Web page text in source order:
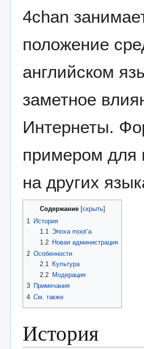
4chan
положение
английском
заметное
Интернеты.
примером для
на других
Содержание
1 История
1.1 Эпоха moot’а
1.2
Новая администрация
2 Особенности
2.1
Культура
2.2
Модерация
3 Примечания
4 См. также
История